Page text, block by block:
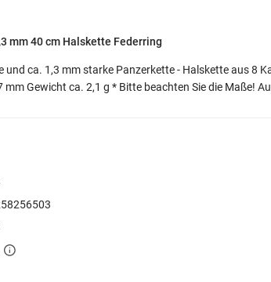
mm 40 cm Halskette Federring
und ca. 1,3 mm starke Panzerkette - Halskette aus 8
mm Gewicht ca. 2,1 g * Bitte beachten Sie die Maße!